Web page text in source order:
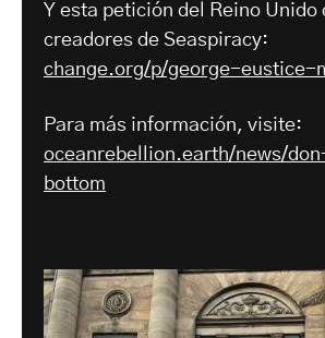
Y esta petición del Reino Unido
creadores de Seaspiracy:
change.org/p/george-eustice-
Para más información, visite:
oceanrebellion.earth/news/
bottom